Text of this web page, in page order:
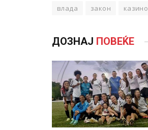
влада закон казино
ДОЗНАЈ ПОВЕЌЕ